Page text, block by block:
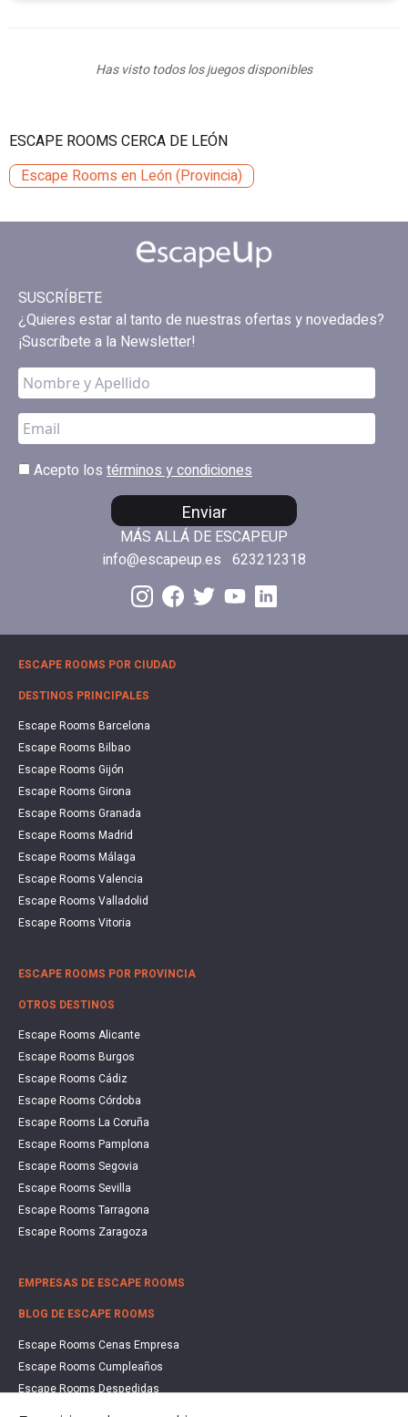
Has visto todos los juegos disponibles
ESCAPE ROOMS CERCA DE LEÓN
Escape Rooms en León (Provincia)
SUSCRÍBETE
¿Quieres estar al tanto de nuestras ofertas y novedades?
¡Suscríbete a la Newsletter!
Acepto los términos y condiciones
Enviar
MÁS ALLÁ DE ESCAPEUP
info@escapeup.es 623212318
ESCAPE ROOMS POR CIUDAD
DESTINOS PRINCIPALES
Escape Rooms Barcelona
Escape Rooms Bilbao
Escape Rooms Gijón
Escape Rooms Girona
Escape Rooms Granada
Escape Rooms Madrid
Escape Rooms Málaga
Escape Rooms Valencia
Escape Rooms Valladolid
Escape Rooms Vitoria
ESCAPE ROOMS POR PROVINCIA
OTROS DESTINOS
Escape Rooms Alicante
Escape Rooms Burgos
Escape Rooms Cádiz
Escape Rooms Córdoba
Escape Rooms La Coruña
Escape Rooms Pamplona
Escape Rooms Segovia
Escape Rooms Sevilla
Escape Rooms Tarragona
Escape Rooms Zaragoza
EMPRESAS DE ESCAPE ROOMS
BLOG DE ESCAPE ROOMS
Escape Rooms Cenas Empresa
Escape Rooms Cumpleaños
Escape Rooms Despedidas